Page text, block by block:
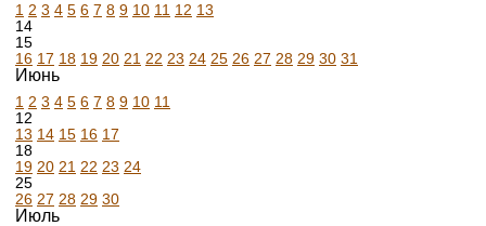
1 2 3 4 5 6 7 8 9 10 11 12 13
14
15
16 17 18 19 20 21 22 23 24 25 26 27 28 29 30 31
Июнь
1 2 3 4 5 6 7 8 9 10 11
12
13 14 15 16 17
18
19 20 21 22 23 24
25
26 27 28 29 30
Июль